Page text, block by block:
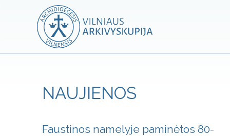
NAUJIENOS
Faustinos namelyje paminėtos 80-